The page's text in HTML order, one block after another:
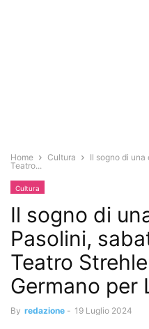
Home Cultura
Il sogno di
Teatro...
Cultura
Il sogno di
Pasolini,
Teatro
Germano per
By redazione - 19 Luglio 2024